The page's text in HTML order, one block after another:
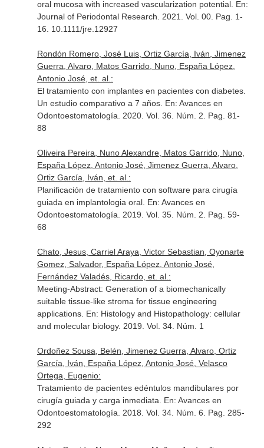
oral mucosa with increased vascularization potential. En:
Journal of Periodontal Research . 2021. Vol. 00. Pag. 1-
16. 10.1111/jre.12927
Rondón Romero, José Luis, Ortiz García, Iván, Jimenez
Guerra, Alvaro, Matos Garrido, Nuno, España López,
Antonio José, et. al.:
El tratamiento con implantes en pacientes con diabetes.
Un estudio comparativo a 7 años. En: Avances en
Odontoestomatología . 2020. Vol. 36. Núm. 2. Pag. 81-
88
Oliveira Pereira, Nuno Alexandre, Matos Garrido, Nuno,
España López, Antonio José, Jimenez Guerra, Alvaro,
Ortiz García, Iván, et. al.:
Planificación de tratamiento con software para cirugía
guiada en implantologia oral. En: Avances en
Odontoestomatología . 2019. Vol. 35. Núm. 2. Pag. 59-
68
Chato, Jesus, Carriel Araya, Victor Sebastian, Oyonarte
Gomez, Salvador, España López, Antonio José,
Fernández Valadés, Ricardo, et. al.:
Meeting-Abstract: Generation of a biomechanically
suitable tissue-like stroma for tissue engineering
applications. En: Histology and Histopathology: cellular
and molecular biology. 2019. Vol. 34. Núm. 1
Ordoñez Sousa, Belén, Jimenez Guerra, Alvaro, Ortiz
García, Iván, España López, Antonio José, Velasco
Ortega, Eugenio:
Tratamiento de pacientes edéntulos mandibulares por
cirugía guiada y carga inmediata. En: Avances en
Odontoestomatología . 2018. Vol. 34. Núm. 6. Pag. 285-
292